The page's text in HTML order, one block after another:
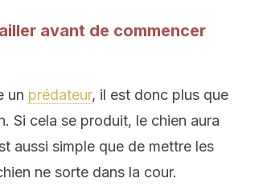
avant de commencer
un prédateur, il est donc plus que
Si cela se produit, le chien aura
aussi simple que de mettre les
ne sorte dans la cour.